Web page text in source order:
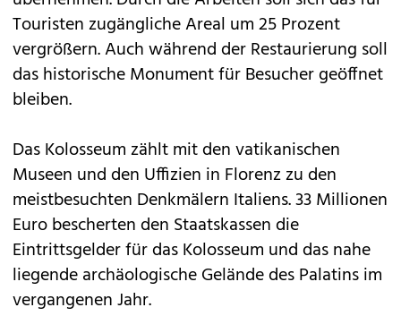
Touristen zugängliche Areal um 25 Prozent
vergrößern. Auch während der Restaurierung soll
das historische Monument für Besucher geöffnet
bleiben.
Das Kolosseum zählt mit den vatikanischen
Museen und den Uffizien in Florenz zu den
meistbesuchten Denkmälern Italiens. 33 Millionen
Euro bescherten den Staatskassen die
Eintrittsgelder für das Kolosseum und das nahe
liegende archäologische Gelände des Palatins im
vergangenen Jahr.